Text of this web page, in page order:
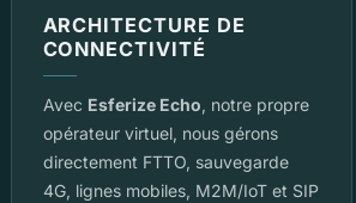
ARCHITECTURE DE
CONNECTIVITÉ
Avec Esferize Echo, notre propre
opérateur virtuel, nous gérons
directement FTTO, sauvegarde
4G, lignes mobiles, M2M/IoT et SIP